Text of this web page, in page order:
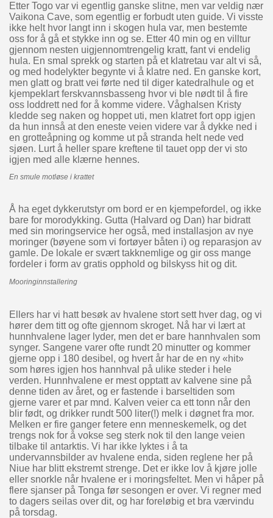
Etter Togo var vi egentlig ganske slitne, men var veldig nær
Vaikona Cave, som egentlig er forbudt uten guide. Vi visste
ikke helt hvor langt inn i skogen hula var, men bestemte
oss for å gå et stykke inn og se. Etter 40 min og en villtur
gjennom nesten uigjennomtrengelig kratt, fant vi endelig
hula. En smal sprekk og starten på et klatretau var alt vi så,
og med hodelykter begynte vi å klatre ned. En ganske kort,
men glatt og bratt vei førte ned til diger katedralhule og et
kjempeklart ferskvannsbasseng hvor vi ble nødt til å fire
oss loddrett ned for å komme videre. Våghalsen Kristy
kledde seg naken og hoppet uti, men klatret fort opp igjen
da hun innså at den eneste veien videre var å dykke ned i
en grotteåpning og komme ut på stranda helt nede ved
sjøen. Lurt å heller spare kreftene til tauet opp der vi sto
igjen med alle klærne hennes.
En smule motløse i krattet
Å ha eget dykkerutstyr om bord er en kjempefordel, og ikke
bare for morodykking. Gutta (Halvard og Dan) har bidratt
med sin moringservice her også, med installasjon av nye
moringer (bøyene som vi fortøyer båten i) og reparasjon av
gamle. De lokale er svært takknemlige og gir oss mange
fordeler i form av gratis opphold og bilskyss hit og dit.
Mooringinnstallering
Ellers har vi hatt besøk av hvalene stort sett hver dag, og vi
hører dem titt og ofte gjennom skroget. Nå har vi lært at
hunnhvalene lager lyder, men det er bare hannhvalen som
synger. Sangene varer ofte rundt 20 minutter og kommer
gjerne opp i 180 desibel, og hvert år har de en ny «hit»
som høres igjen hos hannhval på ulike steder i hele
verden. Hunnhvalene er mest opptatt av kalvene sine på
denne tiden av året, og er fastende i barseltiden som
gjerne varer et par mnd. Kalven veier ca ett tonn når den
blir født, og drikker rundt 500 liter(!) melk i døgnet fra mor.
Melken er fire ganger fetere enn menneskemelk, og det
trengs nok for å vokse seg sterk nok til den lange veien
tilbake til antarktis. Vi har ikke lyktes i å ta
undervannsbilder av hvalene enda, siden reglene her på
Niue har blitt ekstremt strenge. Det er ikke lov å kjøre jolle
eller snorkle når hvalene er i moringsfeltet. Men vi håper på
flere sjanser på Tonga før sesongen er over. Vi regner med
to dagers seilas over dit, og har foreløbig et bra værvindu
på torsdag.